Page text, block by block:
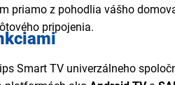
priamo z pohodlia vášho
pripojenia.
Smart TV univerzálneho